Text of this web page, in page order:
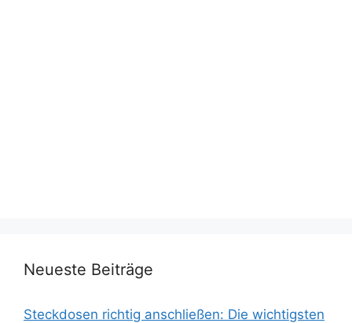
Neueste Beiträge
Steckdosen richtig anschließen: Die wichtigsten